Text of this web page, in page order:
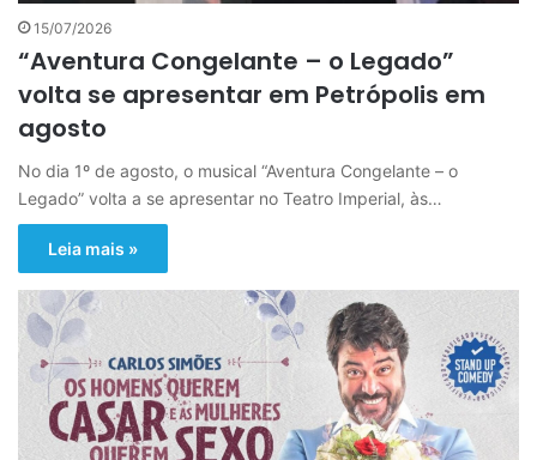
15/07/2026
“Aventura Congelante – o Legado”
volta se apresentar em Petrópolis em
agosto
No dia 1º de agosto, o musical “Aventura Congelante – o
Legado” volta a se apresentar no Teatro Imperial, às…
Leia mais »